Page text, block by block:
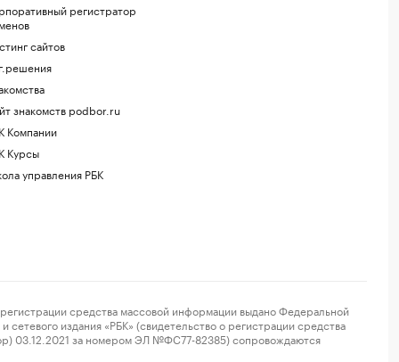
регистратор
сайтов
знакомств podbor.ru
Компании
Курсы
управления РБК
средства массовой информации выдано Федеральной
издания «РБК» (свидетельство о регистрации средства
03.12.2021 за номером ЭЛ №ФС77-82385) сопровождаются